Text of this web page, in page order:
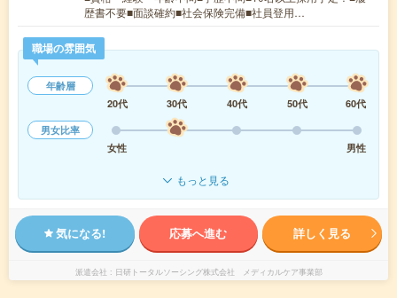
歴書不要■面談確約■社会保険完備■社員登用…
職場の雰囲気
年齢層
20代
30代 40代 50代
60代
男女比率
女性
男性
もっと見る
気になる! 応募へ進む 詳しく見る
派遣会社 日研トータルソーシング株式会社 メディカルケア事業部